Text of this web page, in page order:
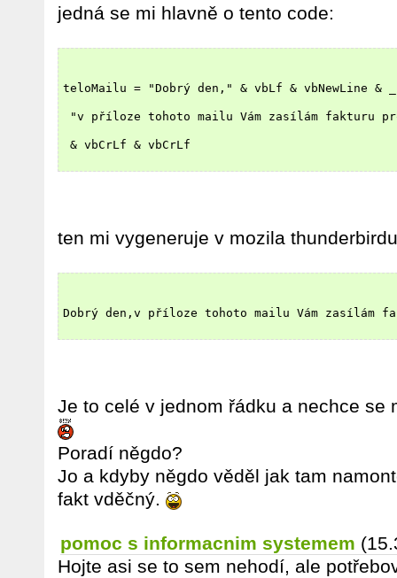
jedná se mi hlavně o tento code:
teloMailu = "Dobrý den," & vbLf & vbNewLine & _
"v příloze tohoto mailu Vám zasílám fakturu
& vbCrLf & vbCrLf
ten mi vygeneruje v mozila
Dobrý den,v příloze tohoto mailu Vám zasílám
Je to celé v jednom řádku a nechce se
Poradí něgdo?
Jo a kdyby něgdo věděl jak tam
fakt vděčný.
pomoc s informacnim systemem
Hojte asi se to sem nehodí, ale